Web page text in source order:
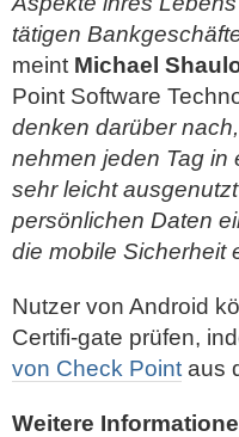
tätigen
meint Michael
Point Software
denken darüber
nehmen jeden Tag
sehr leicht
persönlichen Daten
die mobile Sicherheit
Nutzer von Android
Certifi-gate prüfen,
von Check Point aus
Weitere